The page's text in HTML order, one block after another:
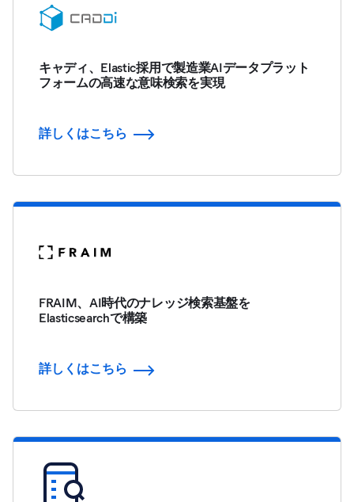
キャディ、Elastic採用で製造業AIデータプラット
フォームの高速な意味検索を実現
詳しくはこちら
FRAIM、AI時代のナレッジ検索基盤を
Elasticsearchで構築
詳しくはこちら